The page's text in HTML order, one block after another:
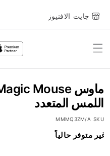
جايت الافنيوز
Toggle
اللمس المتعدد
SKU
MMMQ3ZM/A
انتقل
إلى
غير متوفر حالياً